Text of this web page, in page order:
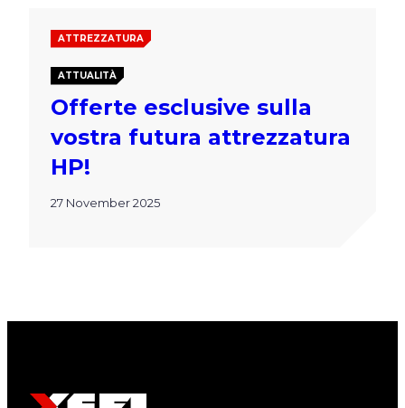
ATTREZZATURA
ATTUALITÀ
Offerte esclusive sulla
vostra futura attrezzatura
HP!
27 November 2025